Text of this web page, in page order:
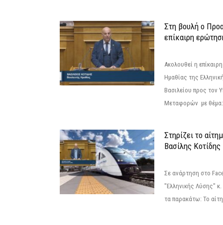
Στη βουλή ο
επίκαιρη
Ακολουθεί η
Ημαθίας της
Βασιλείου προς τον
Μεταφορών με θέμα:
Στηρίζει το
Βασίλης Κοτίδης
Σε ανάρτηση στο
"Ελληνικής Λύσης"
τα παρακάτω: Το